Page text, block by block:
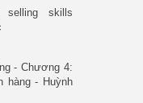
selling skills
- Chương 4:
hàng - Huỳnh